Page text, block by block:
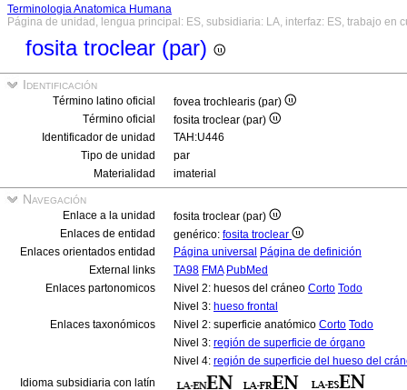
Terminologia Anatomica Humana
Página de unidad, lengua principal: ES, subsidiaria: LA, interfaz: ES, trabajo en
fosita troclear (par)
Identificación
Término latino oficial
fovea trochlearis (par)
Término oficial
fosita troclear (par)
Identificador de unidad
TAH:U446
Tipo de unidad
par
Materialidad
imaterial
Navegación
Enlace a la unidad
fosita troclear (par)
Enlaces de entidad
genérico: fosita troclear
Enlaces orientados entidad
Página universal Página de definición
External links
TA98 FMA PubMed
Enlaces partonomicos
Nivel 2: huesos del cráneo Corto Todo
Nivel 3: hueso frontal
Enlaces taxonómicos
Nivel 2: superficie anatómico Corto Todo
Nivel 3: región de superficie de órgano
Nivel 4: región de superficie del hueso del
Idioma subsidiaria con latín